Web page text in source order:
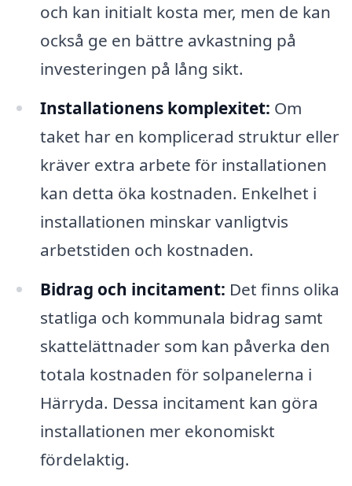
och kan initialt kosta mer, men de kan
också ge en bättre avkastning på
investeringen på lång sikt.
Installationens komplexitet: Om
taket har en komplicerad struktur eller
kräver extra arbete för installationen
kan detta öka kostnaden. Enkelhet i
installationen minskar vanligtvis
arbetstiden och kostnaden.
Bidrag och incitament: Det finns olika
statliga och kommunala bidrag samt
skattelättnader som kan påverka den
totala kostnaden för solpanelerna i
Härryda. Dessa incitament kan göra
installationen mer ekonomiskt
fördelaktig.